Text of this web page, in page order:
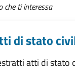
che ti interessa
di stato
atti di stato